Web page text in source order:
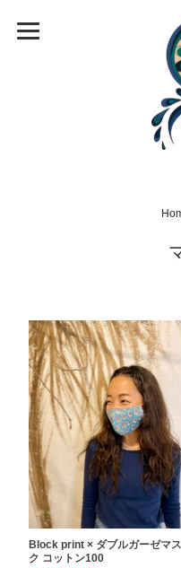
Block print × ダブルガーゼマス
ク コットン100